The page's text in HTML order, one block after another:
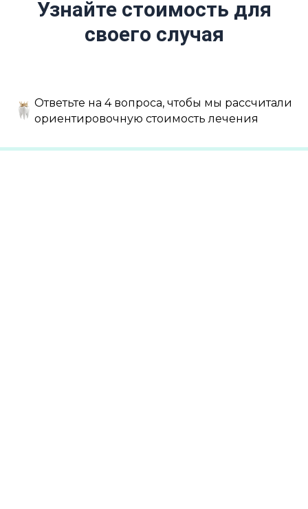
Узнайте стоимость для
своего случая
Ответьте на 4 вопроса, чтобы мы рассчитали
ориентировочную стоимость лечения